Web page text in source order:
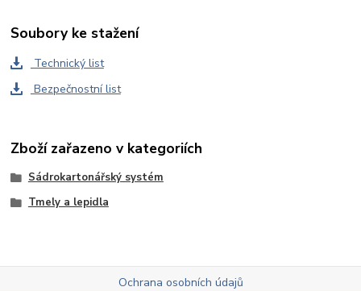
Soubory ke stažení
Technický list
Bezpečnostní list
Zboží zařazeno v kategoriích
Sádrokartonářský systém
Tmely a lepidla
Ochrana osobních údajů